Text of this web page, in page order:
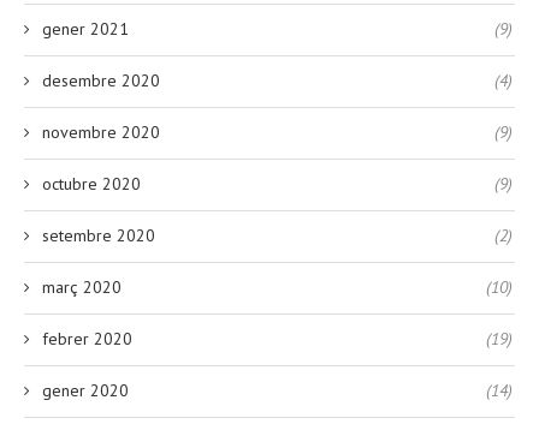
gener 2021 (9)
desembre 2020 (4)
novembre 2020 (9)
octubre 2020 (9)
setembre 2020 (2)
març 2020 (10)
febrer 2020 (19)
gener 2020 (14)